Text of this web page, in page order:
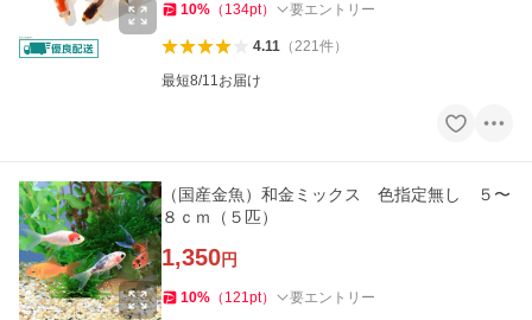
10% （ 134pt） 要エントリー
4.11（221件）
最短8/11お届け
（国産金魚）和金ミックス 色指定無し ５〜
８ｃｍ（５匹）
1,350円
10% （ 121pt） 要エントリー